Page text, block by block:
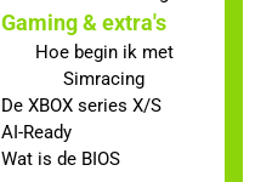
Gaming & extra's
Hoe begin ik met
Simracing
De XBOX series X/S
AI-Ready
Wat is de BIOS